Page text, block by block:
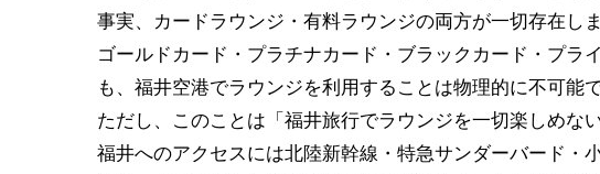
事実、カードラウンジ・有料ラウンジの両方が一切存在しま
ゴールドカード・プラチナカード・ブラックカード・プ
も、福井空港でラウンジを利用することは物理的に不可能で
ただし、このことは「福井旅行でラウンジを一切楽しめな
福井へのアクセスには北陸新幹線・特急サンダーバード・